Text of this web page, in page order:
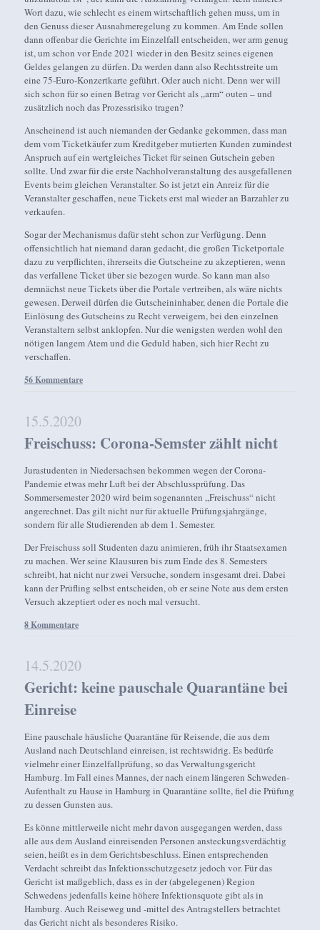
Wort dazu, wie schlecht es einem wirtschaftlich gehen muss, um in
den Genuss dieser Ausnahmeregelung zu kommen. Am Ende sollen
dann offenbar die Gerichte im Einzelfall entscheiden, wer arm genug
ist, um schon vor Ende 2021 wieder in den Besitz seines eigenen
Geldes gelangen zu dürfen. Da werden dann also Rechtsstreite um
eine 75-Euro-Konzertkarte geführt. Oder auch nicht. Denn wer will
sich schon für so einen Betrag vor Gericht als „arm“ outen – und
zusätzlich noch das Prozessrisiko tragen?
Anscheinend ist auch niemanden der Gedanke gekommen, dass man
dem vom Ticketkäufer zum Kreditgeber mutierten Kunden zumindest
Anspruch auf ein wertgleiches Ticket für seinen Gutschein geben
sollte. Und zwar für die erste Nachholveranstaltung des ausgefallenen
Events beim gleichen Veranstalter. So ist jetzt ein Anreiz für die
Veranstalter geschaffen, neue Tickets erst mal wieder an Barzahler zu
verkaufen.
Sogar der Mechanismus dafür steht schon zur Verfügung. Denn
offensichtlich hat niemand daran gedacht, die großen Ticketportale
dazu zu verpflichten, ihrerseits die Gutscheine zu akzeptieren, wenn
das verfallene Ticket über sie bezogen wurde. So kann man also
demnächst neue Tickets über die Portale vertreiben, als wäre nichts
gewesen. Derweil dürfen die Gutscheininhaber, denen die Portale die
Einlösung des Gutscheins zu Recht verweigern, bei den einzelnen
Veranstaltern selbst anklopfen. Nur die wenigsten werden wohl den
nötigen langem Atem und die Geduld haben, sich hier Recht zu
verschaffen.
56 Kommentare
15.5.2020
Freischuss: Corona-Semster zählt nicht
Jurastudenten in Niedersachsen bekommen wegen der Corona-
Pandemie etwas mehr Luft bei der Abschlussprüfung. Das
Sommersemester 2020 wird beim sogenannten „Freischuss“ nicht
angerechnet. Das gilt nicht nur für aktuelle Prüfungsjahrgänge,
sondern für alle Studierenden ab dem 1. Semester.
Der Freischuss soll Studenten dazu animieren, früh ihr Staatsexamen
zu machen. Wer seine Klausuren bis zum Ende des 8. Semesters
schreibt, hat nicht nur zwei Versuche, sondern insgesamt drei. Dabei
kann der Prüfling selbst entscheiden, ob er seine Note aus dem ersten
Versuch akzeptiert oder es noch mal versucht.
8 Kommentare
14.5.2020
Gericht: keine pauschale Quarantäne bei
Einreise
Eine pauschale häusliche Quarantäne für Reisende, die aus dem
Ausland nach Deutschland einreisen, ist rechtswidrig. Es bedürfe
vielmehr einer Einzelfallprüfung, so das Verwaltungsgericht
Hamburg. Im Fall eines Mannes, der nach einem längeren Schweden-
Aufenthalt zu Hause in Hamburg in Quarantäne sollte, fiel die Prüfung
zu dessen Gunsten aus.
Es könne mittlerweile nicht mehr davon ausgegangen werden, dass
alle aus dem Ausland einreisenden Personen ansteckungsverdächtig
seien, heißt es in dem Gerichtsbeschluss. Einen entsprechenden
Verdacht schreibt das Infektionsschutzgesetz jedoch vor. Für das
Gericht ist maßgeblich, dass es in der (abgelegenen) Region
Schwedens jedenfalls keine höhere Infektionsquote gibt als in
Hamburg. Auch Reiseweg und -mittel des Antragstellers betrachtet
das Gericht nicht als besonderes Risiko.